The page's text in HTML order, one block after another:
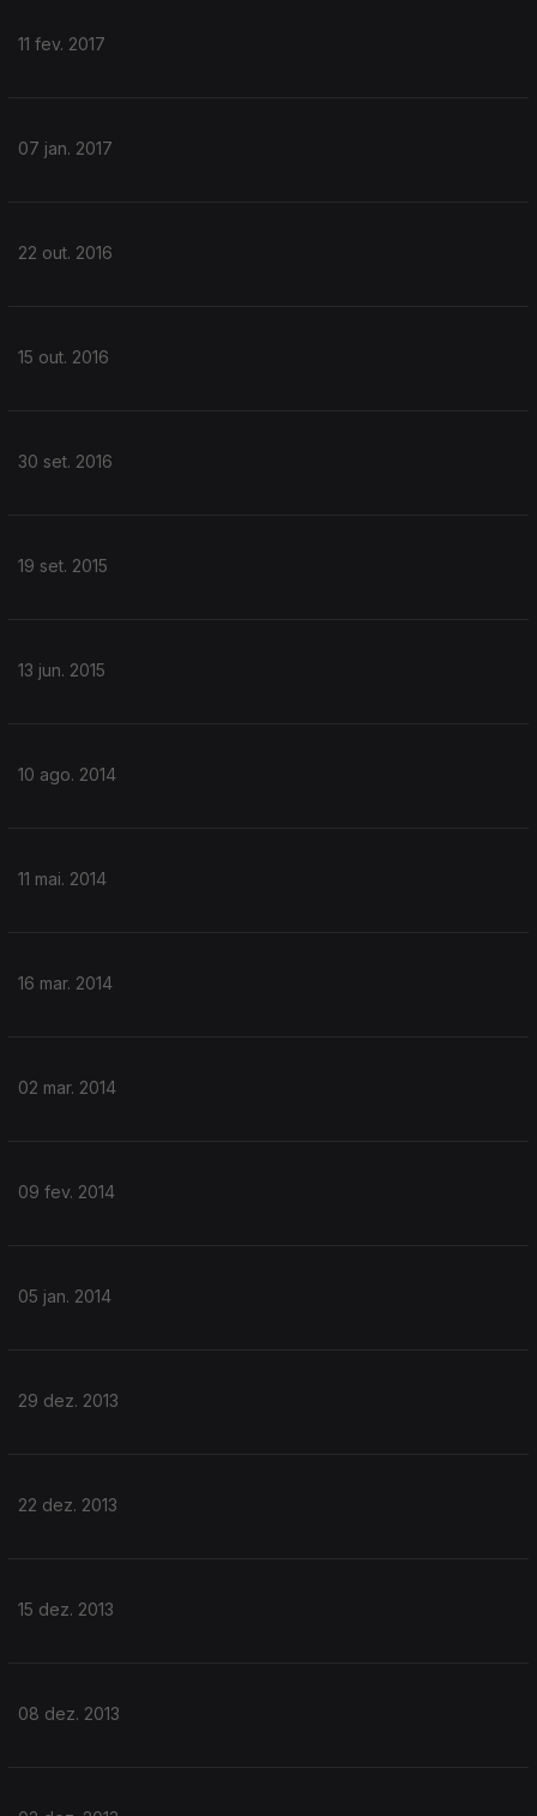
11 fev. 2017
07 jan. 2017
22 out. 2016
15 out. 2016
30 set. 2016
19 set. 2015
13 jun. 2015
10 ago. 2014
11 mai. 2014
16 mar. 2014
02 mar. 2014
09 fev. 2014
05 jan. 2014
29 dez. 2013
22 dez. 2013
15 dez. 2013
08 dez. 2013